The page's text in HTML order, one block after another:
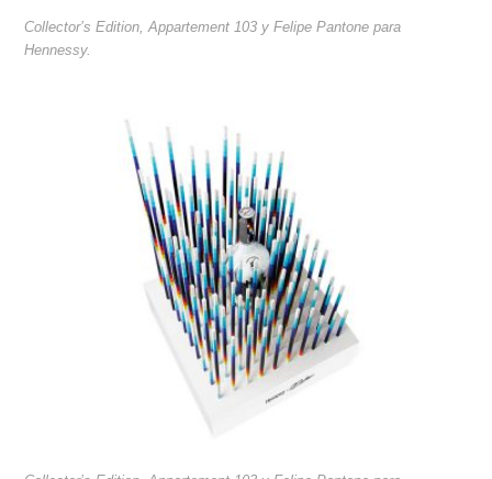
Collector’s Edition, Appartement 103 y Felipe Pantone para
Hennessy.